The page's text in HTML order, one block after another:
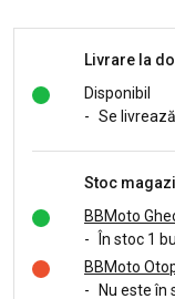
Livrare la
Disponibil
- Se
Stoc
BBMoto
-
În stoc 1
BBMoto
-
Nu este în